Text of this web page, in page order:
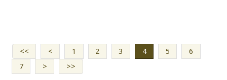
<< < 1 2 3 4 5
6
7
> >>